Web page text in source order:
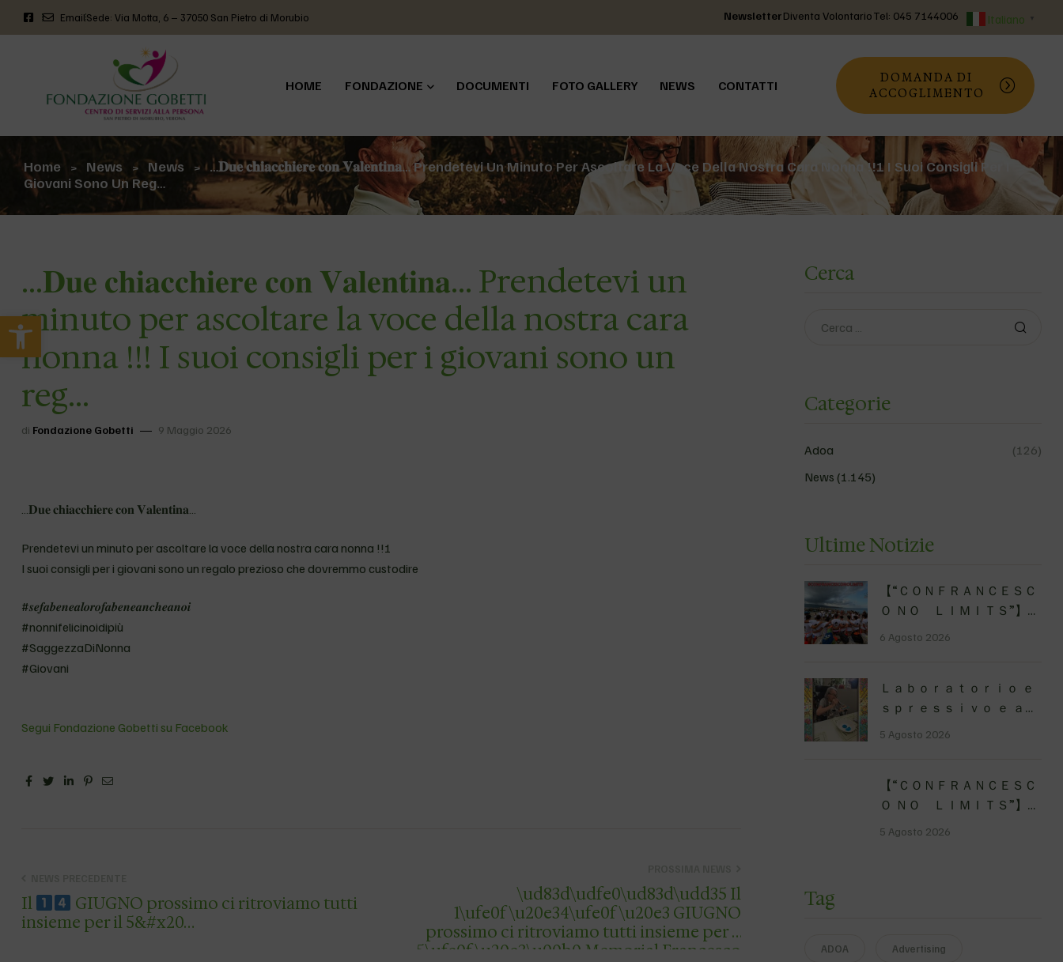
Apri la barra degli strumenti
EmailSede: Via Motta, 6 – 37050 San Pietro di Morubio NewsletterDiventa VolontarioTel: 045 7144006 Italiano ▼
HOME FONDAZIONE DOCUMENTI FOTO GALLERY NEWS CONTATTI
DOMANDA DI
ACCOGLIMENTO
Home > News > News >
…𝐃𝐮𝐞 𝐜𝐡𝐢𝐚𝐜𝐜𝐡𝐢𝐞𝐫𝐞 𝐜𝐨𝐧 𝐕𝐚𝐥𝐞𝐧𝐭𝐢𝐧𝐚… Prendetevi Un Minuto Per Ascoltare La Voce Della Nostra Cara Nonna !!! I Suoi Consigli Per I
Giovani Sono Un Reg…
…𝐃𝐮𝐞 𝐜𝐡𝐢𝐚𝐜𝐜𝐡𝐢𝐞𝐫𝐞 𝐜𝐨𝐧 𝐕𝐚𝐥𝐞𝐧𝐭𝐢𝐧𝐚… Prendetevi un
minuto per ascoltare la voce della nostra cara
nonna !!! I suoi consigli per i giovani sono un
reg…
di Fondazione Gobetti 9 Maggio 2026
…𝐃𝐮𝐞 𝐜𝐡𝐢𝐚𝐜𝐜𝐡𝐢𝐞𝐫𝐞 𝐜𝐨𝐧 𝐕𝐚𝐥𝐞𝐧𝐭𝐢𝐧𝐚…
Prendetevi un minuto per ascoltare la voce della nostra cara nonna !!!
I suoi consigli per i giovani sono un regalo prezioso che dovremmo custodire
#𝒔𝒆𝒇𝒂𝒃𝒆𝒏𝒆𝒂𝒍𝒐𝒓𝒐𝒇𝒂𝒃𝒆𝒏𝒆𝒂𝒏𝒄𝒉𝒆𝒂𝒏𝒐𝒊
#nonnifelicinoidipiù
#SaggezzaDiNonna
#Giovani
Segui Fondazione Gobetti su Facebook
FacebookTwitterLinkedinPinterest
Email
Il
GIUGNO prossimo ci ritroviamo tutti
insieme per il 5&#x20…
\ud83d\udfe0\ud83d\udd35 Il
1\ufe0f\u20e34\ufe0f\u20e3 GIUGNO
prossimo ci ritroviamo tutti insieme per il
5\ufe0f\u20e3\u00b0 Memorial Francesco
Cerca
Categorie
Adoa
(126)
News (1.145)
Ultime Notizie
【 “ＣＯＮＦＲＡＮＣＥＳＣ
Ｏ ＮＯ ＬＩＭＩＴＳ”】
Traversata dello Stretto
orizzonte: nessun limite,
solo …
6 Agosto 2026
Ｌａｂｏｒａｔｏｒｉｏ ｅ
ｓｐｒｅｓｓｉｖｏ ｅ ａｒ
ｔｉｓｔｉｃｏ Piccoli
comunicare sentimenti e
ric…
5 Agosto 2026
【 “ＣＯＮＦＲＡＮＣＥＳＣ
Ｏ ＮＯ ＬＩＭＩＴＳ”】
Traversata dello Stretto
5 Agosto 2026
Tag
ADOA Advertising